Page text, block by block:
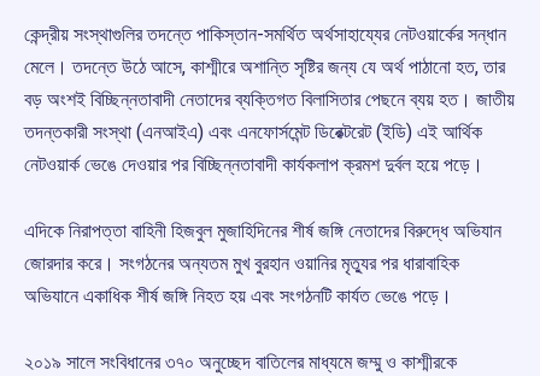
কেন্দ্রীয় সংস্থাগুলির তদন্তে পাকিস্তান-সমর্থিত অর্থসাহায্যের নেটওয়ার্কের সন্ধান
মেলে। তদন্তে উঠে আসে, কাশ্মীরে অশান্তি সৃষ্টির জন্য যে অর্থ পাঠানো হত, তার
বড় অংশই বিচ্ছিন্নতাবাদী নেতাদের ব্যক্তিগত বিলাসিতার পেছনে ব্যয় হত। জাতীয়
তদন্তকারী সংস্থা (এনআইএ) এবং এনফোর্সমেন্ট ডিরেক্টরেট (ইডি) এই আর্থিক
নেটওয়ার্ক ভেঙে দেওয়ার পর বিচ্ছিন্নতাবাদী কার্যকলাপ ক্রমশ দুর্বল হয়ে পড়ে।
এদিকে নিরাপত্তা বাহিনী হিজবুল মুজাহিদিনের শীর্ষ জঙ্গি নেতাদের বিরুদ্ধে অভিযান
জোরদার করে। সংগঠনের অন্যতম মুখ বুরহান ওয়ানির মৃত্যুর পর ধারাবাহিক
অভিযানে একাধিক শীর্ষ জঙ্গি নিহত হয় এবং সংগঠনটি কার্যত ভেঙে পড়ে।
২০১৯ সালে সংবিধানের ৩৭০ অনুচ্ছেদ বাতিলের মাধ্যমে জম্মু ও কাশ্মীরকে